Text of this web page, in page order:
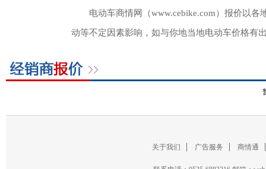
电动车商情网（www.cebike.com）报价以
动等不定因素影响，如与你地当地电动车价格有
关于我们 广告服务 商情通